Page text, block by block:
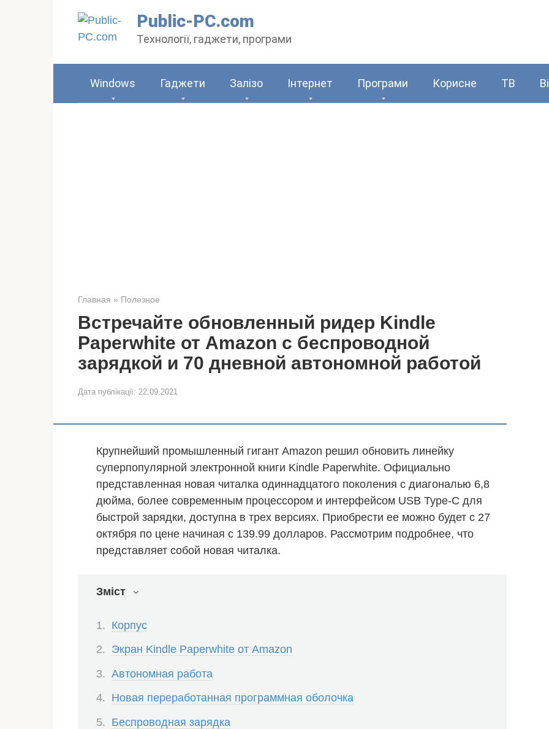
Public-PC.com
Технології, гаджети, програми
Windows Гаджети Залізо Інтернет Програми Корисне ТВ
Главная » Полезное
Встречайте обновленный ридер Kindle
Paperwhite от Amazon с беспроводной
зарядкой и 70 дневной автономной работой
Дата публікації: 22.09.2021
Крупнейший промышленный гигант Amazon решил обновить линейку
суперпопулярной электронной книги Kindle Paperwhite. Официально
представленная новая читалка одиннадцатого поколения с диагональю 6,8
дюйма, более современным процессором и интерфейсом USB Туре-С для
быстрой зарядки, доступна в трех версиях. Приобрести ее можно будет с 27
октября по цене начиная с 139.99 долларов. Рассмотрим подробнее, что
представляет собой новая читалка.
Зміст
Корпус
Экран Kindle Paperwhite от Amazon
Автономная работа
Новая переработанная программная оболочка
Беспроводная зарядка